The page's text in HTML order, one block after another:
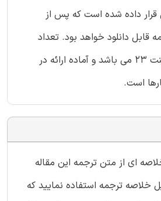
داده شده است که پس از
قابل دانلود خواهد بود. تعداد
اسلایدهای این پاورپوینت 23 می باشد و آماده ارائه در
است.
ای از متن ترجمه این مقاله
خلاصه ترجمه استفاده نمایید که